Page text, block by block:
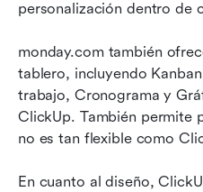
personalización dentro de
monday.com también
tablero, incluyendo
trabajo, Cronograma y
ClickUp. También permite
no es tan flexible como
En cuanto al diseño,